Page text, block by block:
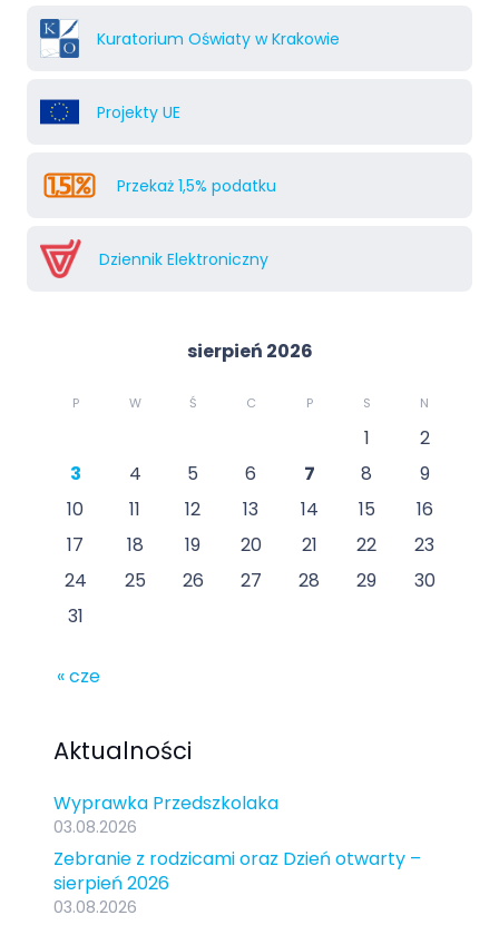
Kuratorium Oświaty w Krakowie
Projekty UE
Przekaż 1,5% podatku
Dziennik Elektroniczny
sierpień 2026
P W Ś C P S N
1
2
3
4 5 6 7 8
9
10
11 12 13 14 15
16
17
18 19 20 21 22
23
24
25 26 27 28 29
30
31
« cze
Aktualności
Wyprawka Przedszkolaka
03.08.2026
Zebranie z rodzicami oraz Dzień otwarty –
sierpień 2026
03.08.2026